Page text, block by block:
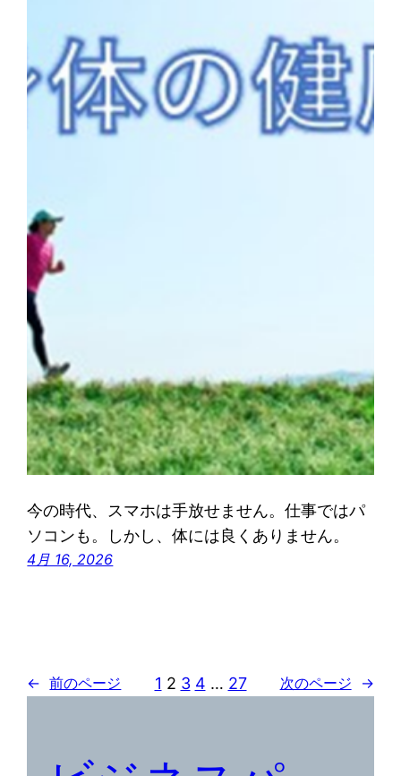
今の時代、スマホは手放せません。仕事ではパ
ソコンも。しかし、体には良くありません。
4月 16, 2026
← 前のページ 1 2 3 4 … 27 次のページ →